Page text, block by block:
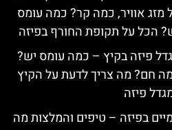
מזג אוויר, כמה קר? כמה עומס
הכל על תקופת החורף בפיזה
פיזה בקיץ – כמה עומס יש?
חם? מה צריך לדעת על הקיץ
פיזה
בפיזה – טיפים והמלצות מה